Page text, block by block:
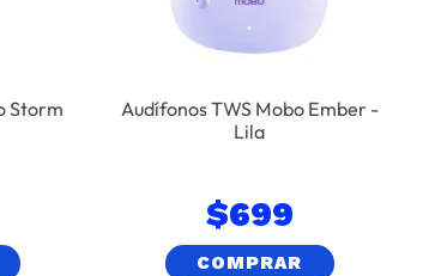
Storm
Audífonos TWS Mobo Ember -
Lila
$699
COMPRAR